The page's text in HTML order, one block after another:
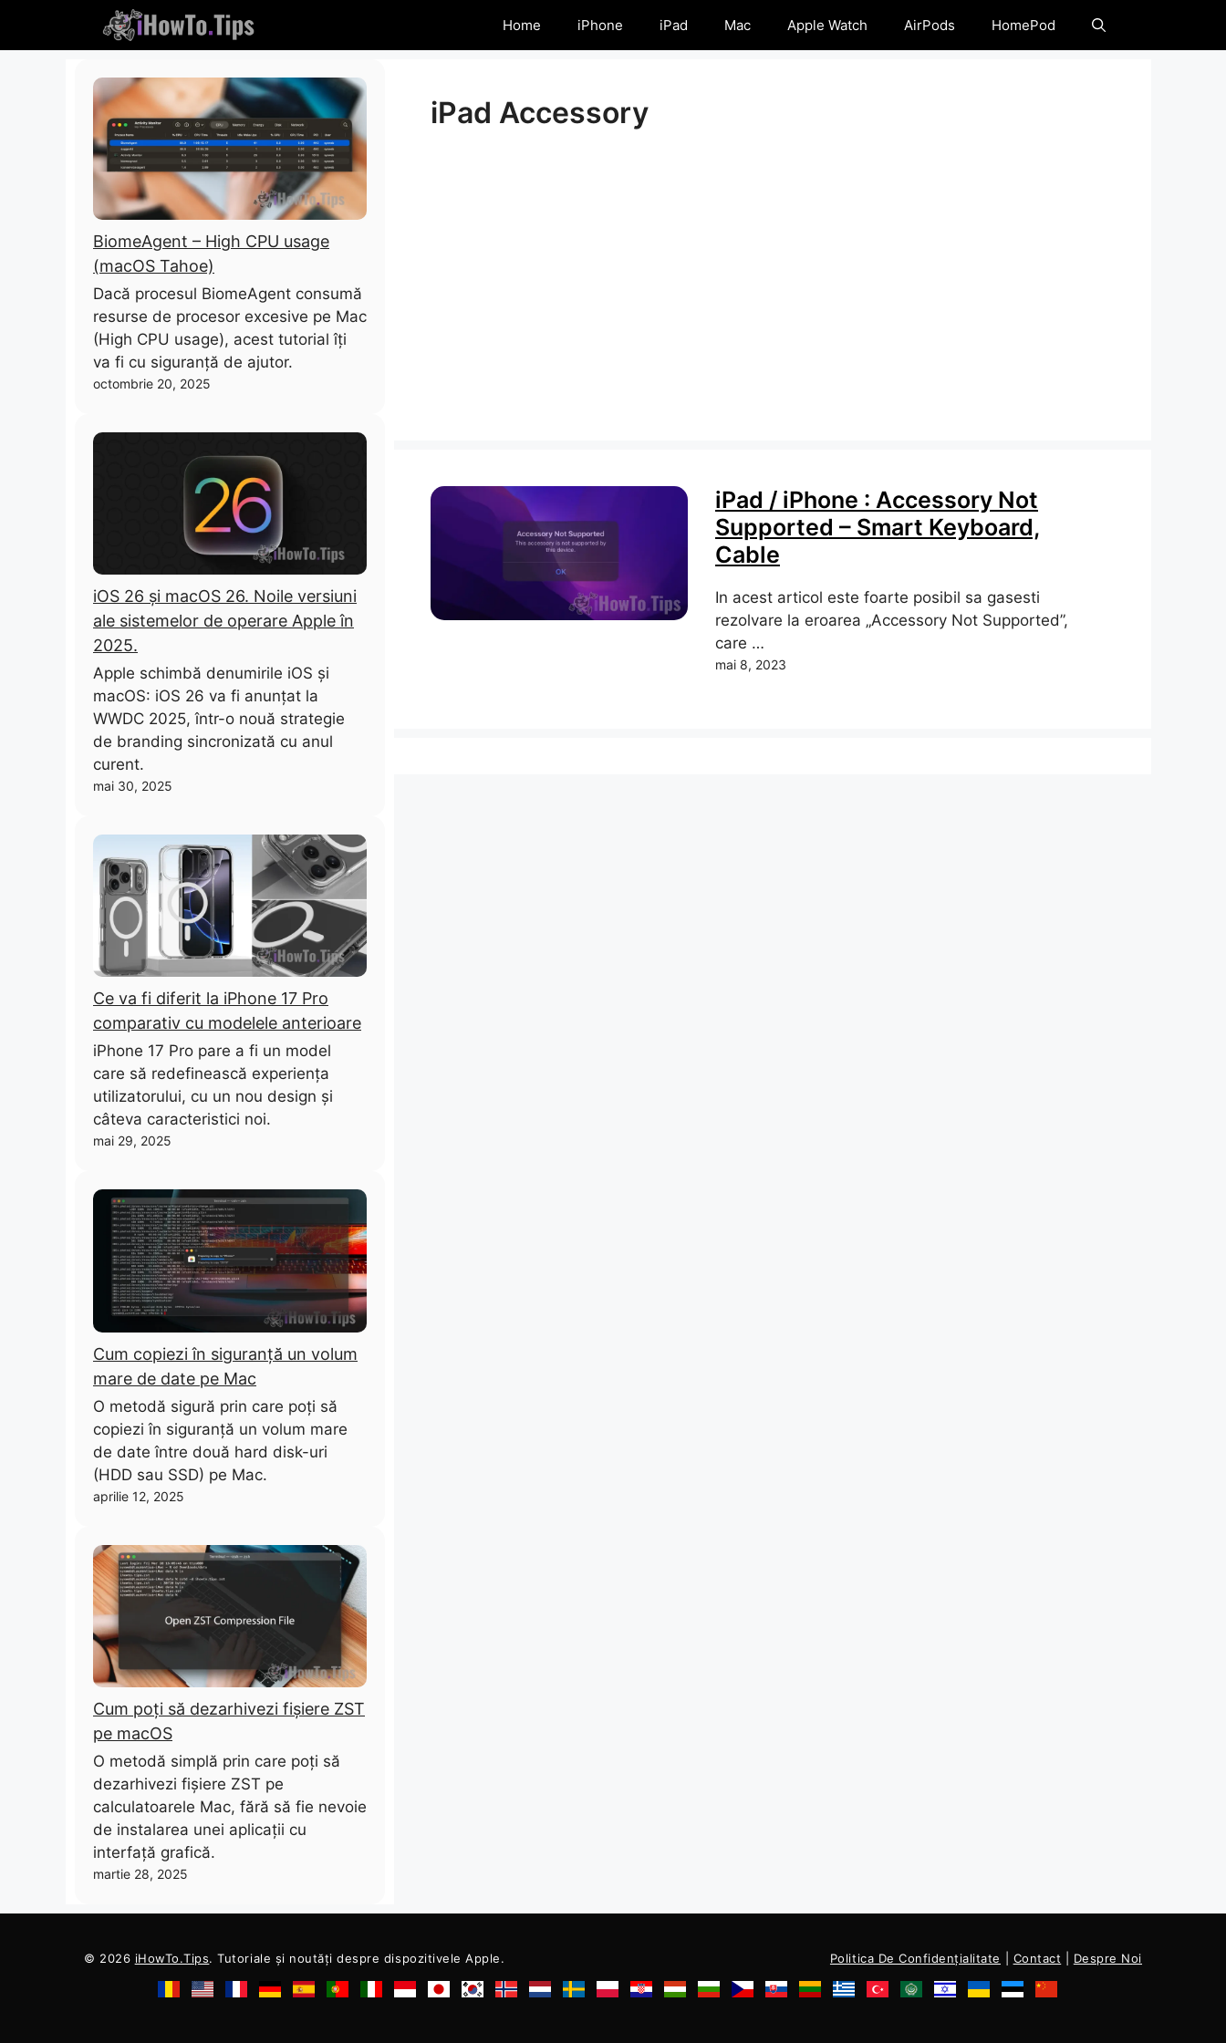
conținut
Home iPhone iPad Mac Apple Watch AirPods HomePod
iPad Accessory
iPad / iPhone : Accessory Not
Supported – Smart Keyboard,
Cable
In acest articol este foarte posibil sa gasesti
rezolvare la eroarea „Accessory Not Supported”,
care …
mai 8, 2023
BiomeAgent – High CPU usage
(macOS Tahoe)
Dacă procesul BiomeAgent consumă
resurse de procesor excesive pe Mac
(High CPU usage), acest tutorial îți
va fi cu siguranță de ajutor.
octombrie 20, 2025
iOS 26 și macOS 26. Noile versiuni
ale sistemelor de operare Apple în
2025.
Apple schimbă denumirile iOS și
macOS: iOS 26 va fi anunțat la
WWDC 2025, într-o nouă strategie
de branding sincronizată cu anul
curent.
mai 30, 2025
Ce va fi diferit la iPhone 17 Pro
comparativ cu modelele anterioare
iPhone 17 Pro pare a fi un model
care să redefinească experiența
utilizatorului, cu un nou design și
câteva caracteristici noi.
mai 29, 2025
Cum copiezi în siguranță un volum
mare de date pe Mac
O metodă sigură prin care poți să
copiezi în siguranță un volum mare
de date între două hard disk-uri
(HDD sau SSD) pe Mac.
aprilie 12, 2025
Cum poți să dezarhivezi fișiere ZST
pe macOS
O metodă simplă prin care poți să
dezarhivezi fișiere ZST pe
calculatoarele Mac, fără să fie nevoie
de instalarea unei aplicații cu
interfață grafică.
martie 28, 2025
© 2026 iHowTo.Tips. Tutoriale și noutăți despre dispozitivele Apple. Politica De Confidențialitate Contact Despre Noi